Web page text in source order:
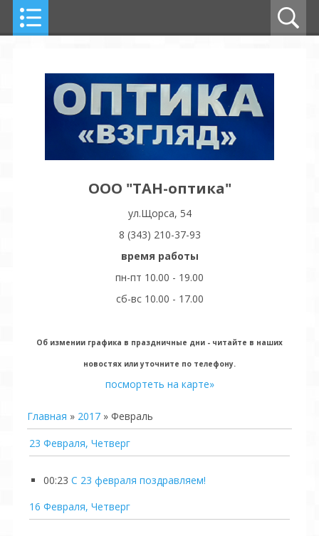
ООО "ТАН-оптика"
ул.Щорса, 54
8 (343) 210-37-93
время работы
пн-пт 10.00 - 19.00
сб-вс 10.00 - 17.00
Об измении графика в праздничные дни - читайте в наших
новостях или уточните по телефону.
посмортеть на карте»
Главная » 2017 » Февраль
23 Февраля, Четверг
00:23 С 23 февраля поздравляем!
16 Февраля, Четверг